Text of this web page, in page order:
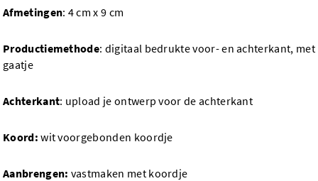
Afmetingen: 4 cm x 9 cm
Productiemethode: digitaal bedrukte voor- en achterkant, met
gaatje
Achterkant: upload je ontwerp voor de achterkant
Koord:wit voorgebonden koordje
Aanbrengen: vastmaken met koordje